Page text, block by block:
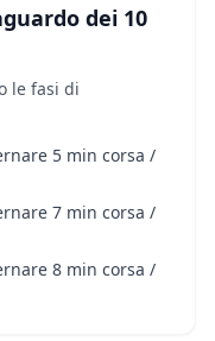
dei 10
le fasi di
5 min corsa /
7 min corsa /
8 min corsa /